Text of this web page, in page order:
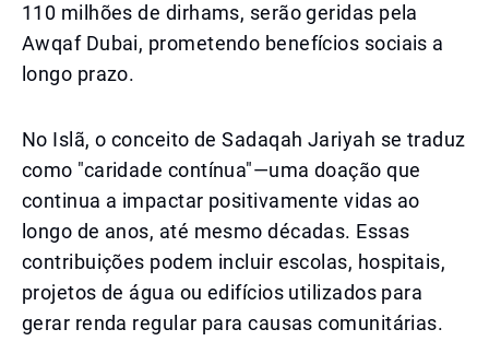
110 milhões de dirhams, serão geridas pela
Awqaf Dubai, prometendo benefícios sociais a
longo prazo.
No Islã, o conceito de Sadaqah Jariyah se traduz
como "caridade contínua"—uma doação que
continua a impactar positivamente vidas ao
longo de anos, até mesmo décadas. Essas
contribuições podem incluir escolas, hospitais,
projetos de água ou edifícios utilizados para
gerar renda regular para causas comunitárias.